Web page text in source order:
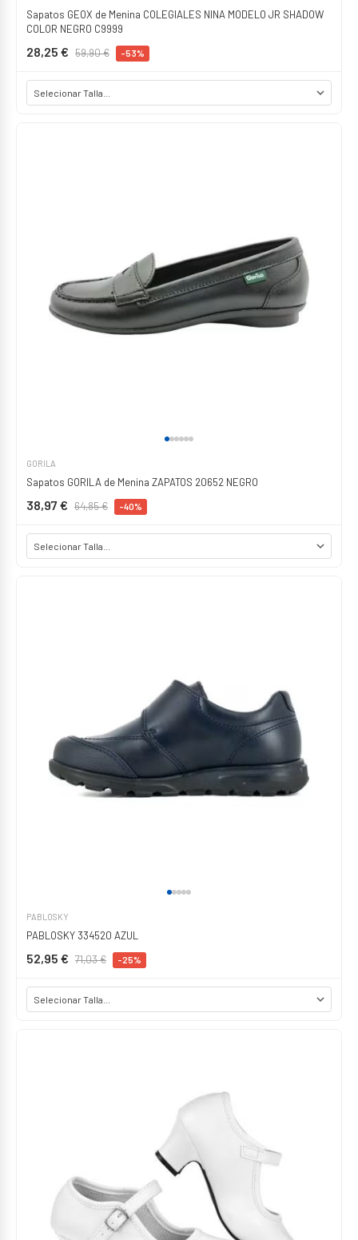
Sapatos GEOX de Menina COLEGIALES NINA MODELO JR SHADOW
COLOR NEGRO C9999
28,25 € 59,90 € -53%
GORILA
Sapatos GORILA de Menina ZAPATOS 20652 NEGRO
38,97 € 64,85 € -40%
PABLOSKY
PABLOSKY 334520 AZUL
52,95 € 71,03 € -25%